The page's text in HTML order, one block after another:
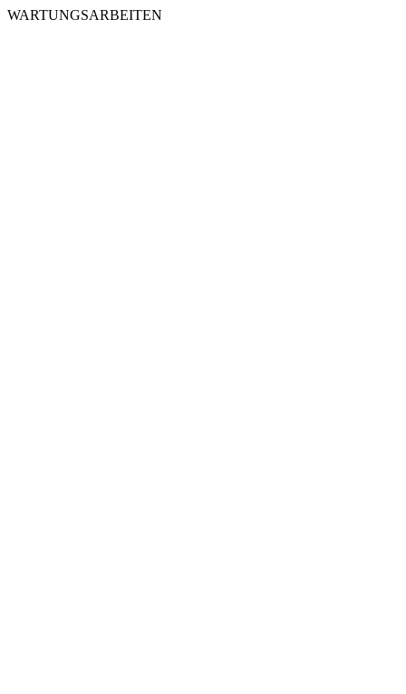
WARTUNGSARBEITEN